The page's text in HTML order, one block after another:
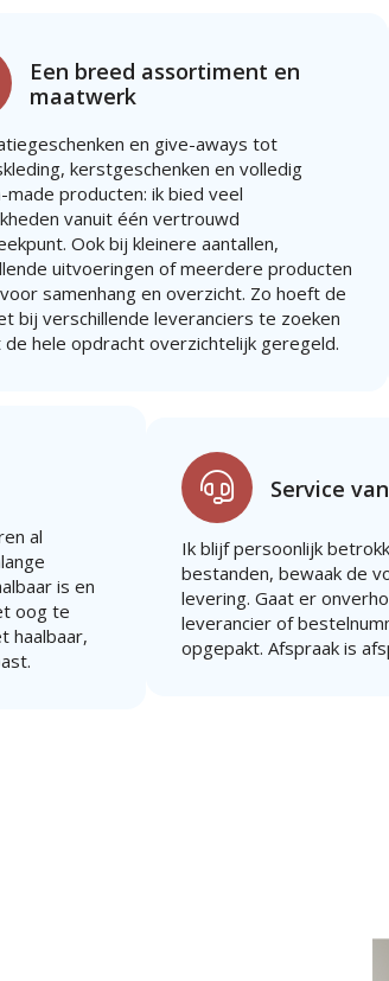
Een breed assortiment en
maatwerk
en give-aways tot
kerstgeschenken en volledig
made producten: ik bied veel
vanuit één vertrouwd
Ook bij kleinere aantallen,
uitvoeringen of meerdere producten
samenhang en overzicht. Zo hoeft de
bij verschillende leveranciers te zoeken
hele opdracht overzichtelijk geregeld.
al
is en
oog te
haalbaar,
Service
Ik blijf persoonlijk
bestanden, bewaak de
levering. Gaat er
leverancier of
opgepakt. Afspraak is